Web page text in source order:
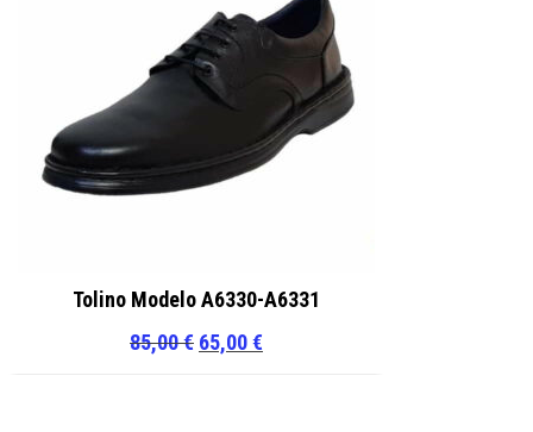
Tolino Modelo A6330-A6331
85,00€ El
65,00€